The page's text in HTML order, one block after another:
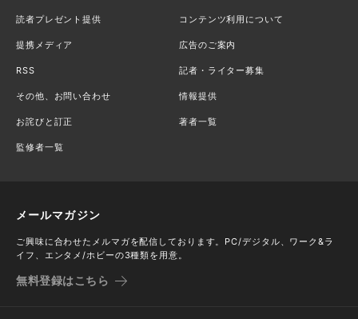
読者プレゼント提供 コンテンツ利用について
提携メディア 広告のご案内
RSS 記者・ライター募集
その他、お問い合わせ 情報提供
お詫びと訂正 著者一覧
監修者一覧
メールマガジン
ご興味に合わせたメルマガを配信しております。PC/デジタル、ワーク&ラ
イフ、エンタメ/ホビーの3種類を用意。
無料登録はこちら